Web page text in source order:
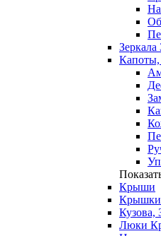
Зеркала
Капоты,
Крыши
Крышки
Кузова,
Люки